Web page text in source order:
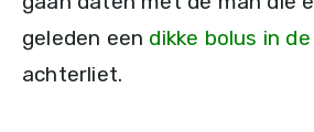
geleden een dikke bolus in
achterliet.